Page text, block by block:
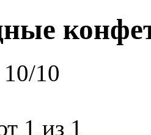
10/10
1 из 1